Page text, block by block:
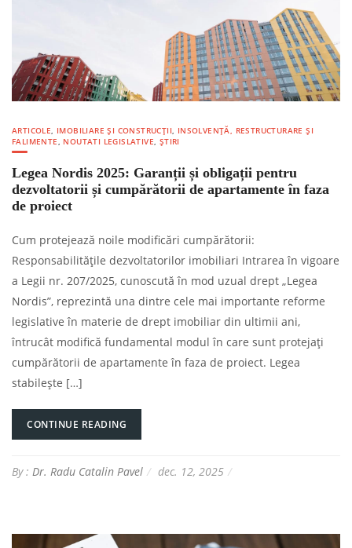
ARTICOLE, IMOBILIARE ȘI CONSTRUCȚII, INSOLVENȚĂ, RESTRUCTURARE ȘI
FALIMENTE, NOUTATI LEGISLATIVE, ȘTIRI
Legea Nordis 2025: Garanții și obligații pentru
dezvoltatorii și cumpărătorii de apartamente în faza
de proiect
Cum protejează noile modificări cumpărătorii:
Responsabilitățile dezvoltatorilor imobiliari Intrarea în vigoare
a Legii nr. 207/2025, cunoscută în mod uzual drept „Legea
Nordis”, reprezintă una dintre cele mai importante reforme
legislative în materie de drept imobiliar din ultimii ani,
întrucât modifică fundamental modul în care sunt protejați
cumpărătorii de apartamente în faza de proiect. Legea
stabilește […]
CONTINUE READING
By : Dr. Radu Catalin Pavel dec. 12, 2025